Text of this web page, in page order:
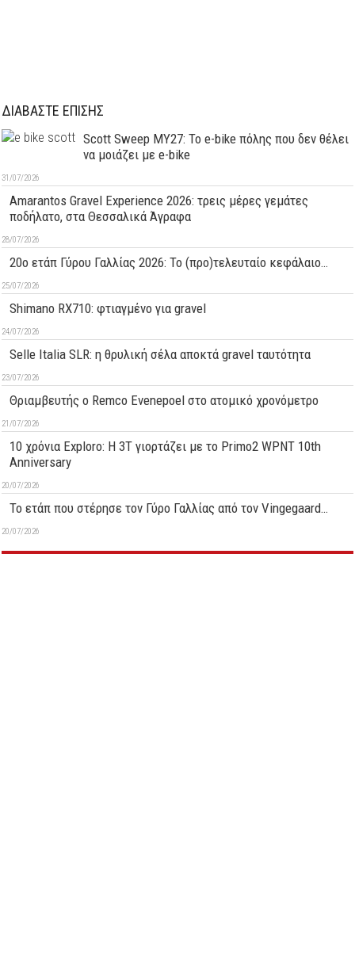
ΔΙΑΒΑΣΤΕ ΕΠΙΣΗΣ
Scott Sweep MY27: Το e-bike πόλης που δεν θέλει
να μοιάζει με e-bike
31/07/2026
Amarantos Gravel Experience 2026: τρεις μέρες γεμάτες
ποδήλατο, στα Θεσσαλικά Άγραφα
28/07/2026
20ο ετάπ Γύρου Γαλλίας 2026: Το (προ)τελευταίο κεφάλαιο…
25/07/2026
Shimano RX710: φτιαγμένο για gravel
24/07/2026
Selle Italia SLR: η θρυλική σέλα αποκτά gravel ταυτότητα
23/07/2026
Θριαμβευτής ο Remco Evenepoel στο ατομικό χρονόμετρο
21/07/2026
10 χρόνια Exploro: Η 3T γιορτάζει με το Primo2 WPNT 10th
Anniversary
20/07/2026
Το ετάπ που στέρησε τον Γύρο Γαλλίας από τον Vingegaard…
20/07/2026